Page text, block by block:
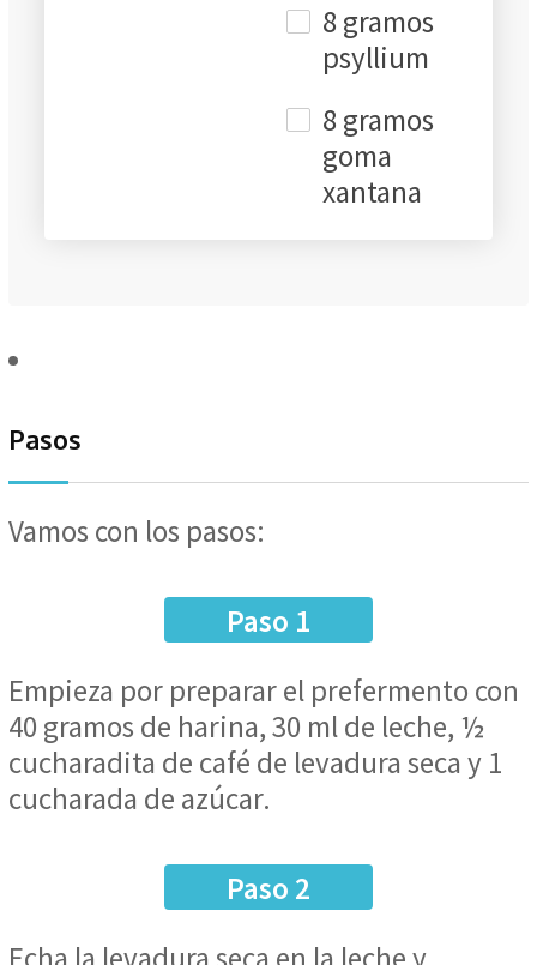
8 gramos
psyllium
8 gramos
goma
xantana
Pasos
Vamos con los pasos:
Paso 1
Empieza por preparar el prefermento con
40 gramos de harina, 30 ml de leche, ½
cucharadita de café de levadura seca y 1
cucharada de azúcar.
Paso 2